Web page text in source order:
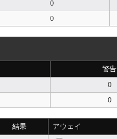
0
0
警告
0
0
結果 アウェイ